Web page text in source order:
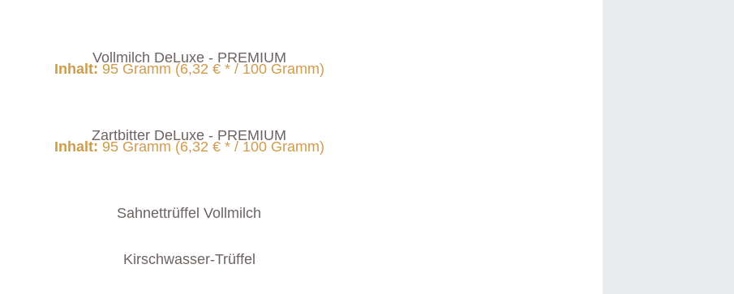
Vollmilch DeLuxe - PREMIUM
Inhalt: 95 Gramm (6,32 € * / 100 Gramm)
Zartbitter DeLuxe - PREMIUM
Inhalt: 95 Gramm (6,32 € * / 100 Gramm)
Sahnettrüffel Vollmilch
Kirschwasser-Trüffel